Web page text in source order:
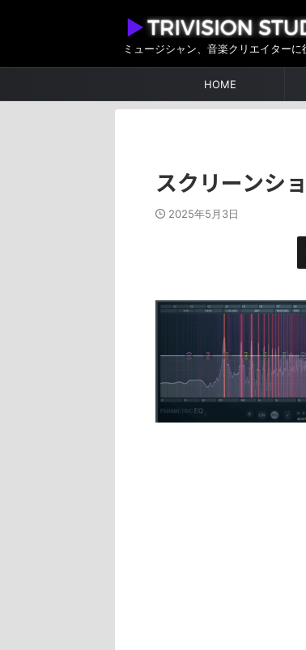
ミュージシャン、音楽クリエイター
HOME
スクリーンシ
2025年5月3日